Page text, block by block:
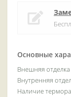
Основные
Внешняя
Внутренняя
Наличие